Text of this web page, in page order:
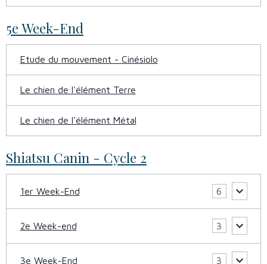
5e Week-End
Etude du mouvement - Cinésiolo
Le chien de l'élément Terre
Le chien de l'élément Métal
Shiatsu Canin - Cycle 2
1er Week-End 6
2e Week-end 3
3e Week-End 3